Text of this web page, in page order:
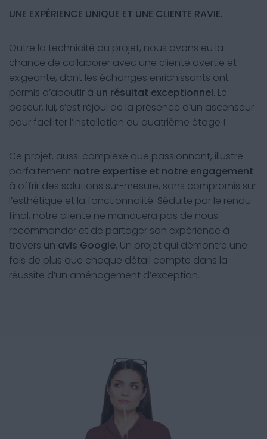
UNE EXPÉRIENCE UNIQUE ET UNE CLIENTE RAVIE.
Outre la technicité du projet, nous avons eu la
chance de collaborer avec une cliente avertie et
exigeante, dont les échanges enrichissants ont
permis d’aboutir à un résultat exceptionnel. Le
poseur, lui, s’est réjoui de la présence d’un ascenseur
pour faciliter l’installation au quatrième étage !
Ce projet, aussi complexe que passionnant, illustre
parfaitement notre expertise et notre engagement
à offrir des solutions sur-mesure, sans compromis sur
l’esthétique et la fonctionnalité. Séduite par le rendu
final, notre cliente ne manquera pas de nous
recommander et de partager son expérience à
travers un avis Google. Un projet qui démontre une
fois de plus que chaque détail compte dans la
réussite d’un aménagement d’exception.